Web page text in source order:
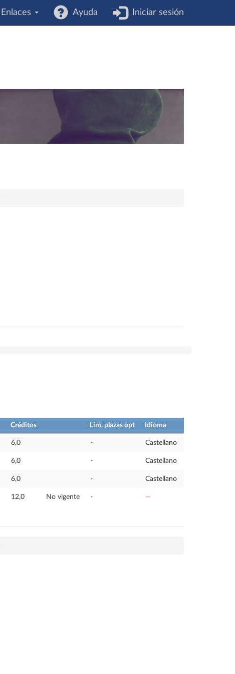
Enlaces Ayuda Iniciar sesión
Créditos Lím. plazas opt Idioma
6,0 - Castellano
6,0 - Castellano
6,0 - Castellano
12,0 No vigente - —